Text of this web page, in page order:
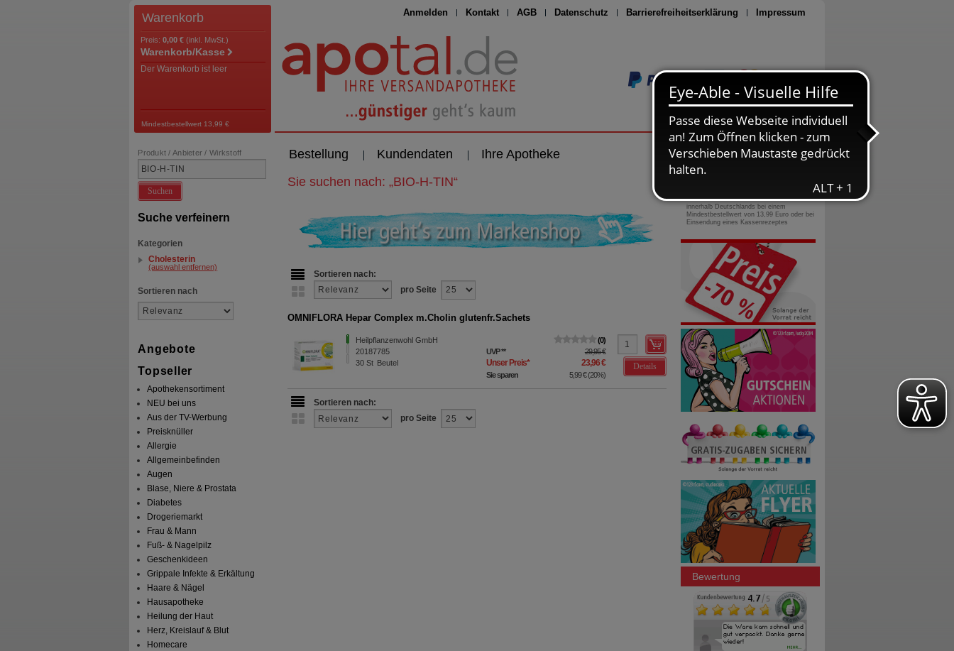
Anmelden Kontakt AGB Datenschutz Barrierefreiheitserklärung Impressum
Seite drucken
Warenkorb
Preis: 0,00 € (inkl. MwSt.)
Warenkorb/Kasse
Der Warenkorb ist leer
Mindestbestellwert 13,99 €
Bestellung Kundendaten Ihre Apotheke
Produkt / Anbieter / Wirkstoff
Suchen
Suche verfeinern
Kategorien
Cholesterin
(auswahl entfernen)
Sortieren nach
Angebote
Topseller
Apothekensortiment
NEU bei uns
Aus der TV-Werbung
Preisknüller
Allergie
Allgemeinbefinden
Augen
Blase, Niere & Prostata
Diabetes
Drogeriemarkt
Frau & Mann
Fuß- & Nagelpilz
Geschenkideen
Grippale Infekte & Erkältung
Haare & Nägel
Hausapotheke
Heilung der Haut
Herz, Kreislauf & Blut
Homecare
Sie suchen nach: „BIO-H-TIN“
Sortieren nach:
pro Seite
OMNIFLORA Hepar Complex m.Cholin glutenfr.Sachets
Heilpflanzenwohl GmbH
20187785
30St Beutel
0
UVP** 29,95 €
Unser Preis* 23,96 €
Sie sparen 5,99 €(20%)
Details
Sortieren nach:
pro Seite
0800-10 11 422
gebührenfreie Rufnummer
innerhalb Deutschlands bei einem
Mindestbestellwert von 13,99 Euro oder bei
Einsendung eines Kassenrezeptes
Bewertung